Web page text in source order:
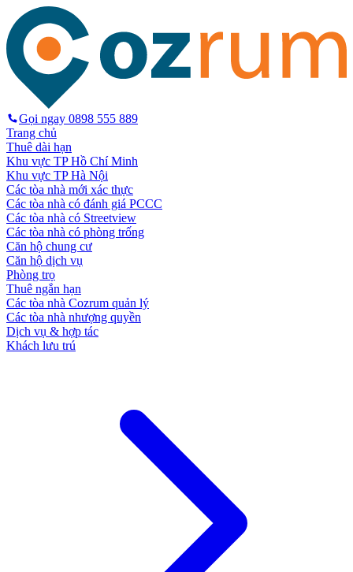
Gọi ngay 0898 555 889
Trang chủ
Thuê dài hạn
Khu vực TP Hồ Chí Minh
Khu vực TP Hà Nội
Các tòa nhà mới xác thực
Các tòa nhà có đánh giá PCCC
Các tòa nhà có Streetview
Các tòa nhà có phòng trống
Căn hộ chung cư
Căn hộ dịch vụ
Phòng trọ
Thuê ngắn hạn
Các tòa nhà Cozrum quản lý
Các tòa nhà nhượng quyền
Dịch vụ & hợp tác
Khách lưu trú